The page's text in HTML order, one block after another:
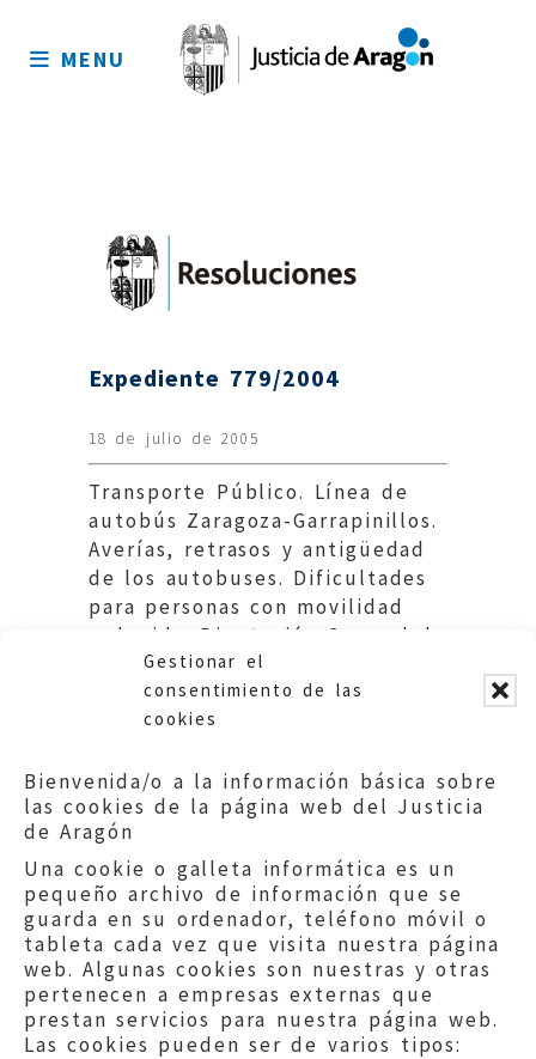
Gestionar el
consentimiento de las
cookies
Bienvenida/o a la información básica sobre
las cookies de la página web del Justicia
de Aragón
Una cookie o galleta informática es un
pequeño archivo de información que se
guarda en su ordenador, teléfono móvil o
tableta cada vez que visita nuestra página
web. Algunas cookies son nuestras y otras
pertenecen a empresas externas que
prestan servicios para nuestra página web.
Las cookies pueden ser de varios tipos:
sitio
MENU
Expediente 779/2004
18 de julio de 2005
Transporte Público. Línea de
autobús Zaragoza-Garrapinillos.
Averías, retrasos y antigüedad
de los autobuses. Dificultades
para personas con movilidad
reducida. Diputación General de
Aragón.